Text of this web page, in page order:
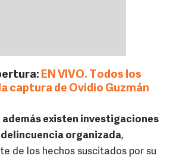
EN VIVO. Todos los
captura de Ovidio Guzmán
además existen investigaciones
organizada,
de los hechos suscitados por su